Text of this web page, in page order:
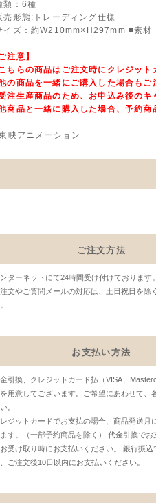
類：6種
売形態:トレーディング仕様
イズ：約W210mm×H297mm ■素材
注意】
ちらの商品はご注文時にクレジット
の商品を一緒にご購入した場合もご
注生産商品のため、お申込み後のキ
商品と一緒に購入した場合、予約商
映アニメーション
ご注文方法
ターネットにて24時間受け付けております。
注文やご質問メールの対応は、土日祝日を除
お支払い方法
引換、クレジットカード払（VISA、
用意してございます。ご希望にあわせて、
。
ジットカードでお支払の場合、商品発送月
ます。（一部予約商品を除く） 代金引換でお
受け取り時にお支払いください。 銀行振込
ご注文後10日以内にお支払いください。